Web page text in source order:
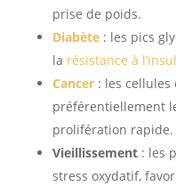
prise de poids.
Diabète: les pics
la résistance à
Cancer: les cellules
préférentiellement
prolifération rapide.
Vieillissement: les
stress oxydatif,